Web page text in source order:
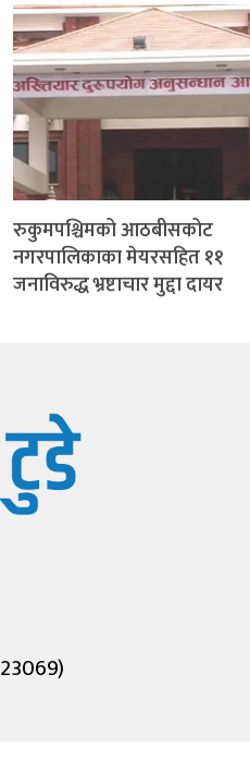
रुकुमपश्चिमको आठबीसकोट
नगरपालिकाका मेयरसहित ११
जनाविरुद्ध भ्रष्टाचार मुद्दा दायर